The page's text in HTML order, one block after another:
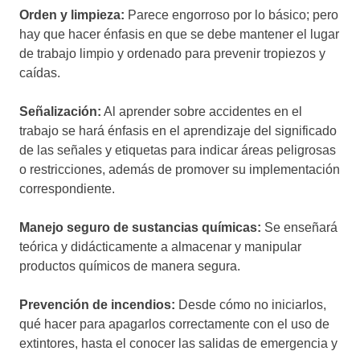
Orden y limpieza: Parece engorroso por lo básico; pero
hay que hacer énfasis en que se debe mantener el lugar
de trabajo limpio y ordenado para prevenir tropiezos y
caídas.
Señalización: Al aprender sobre accidentes en el
trabajo se hará énfasis en el aprendizaje del significado
de las señales y etiquetas para indicar áreas peligrosas
o restricciones, además de promover su implementación
correspondiente.
Manejo seguro de sustancias químicas: Se enseñará
teórica y didácticamente a almacenar y manipular
productos químicos de manera segura.
Prevención de incendios: Desde cómo no iniciarlos,
qué hacer para apagarlos correctamente con el uso de
extintores, hasta el conocer las salidas de emergencia y